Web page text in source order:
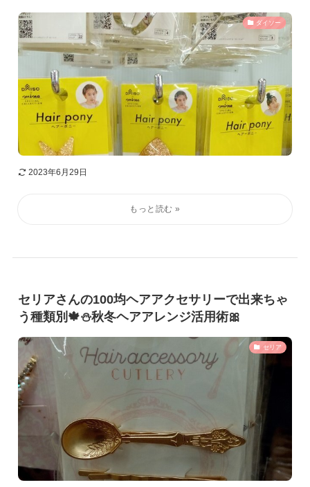
ダイソー
2023年6月29日
セリアさんの100均ヘアアクセサリーで出来ちゃ
う種類別🍁⛄秋冬ヘアアレンジ活用術🎀
セリア